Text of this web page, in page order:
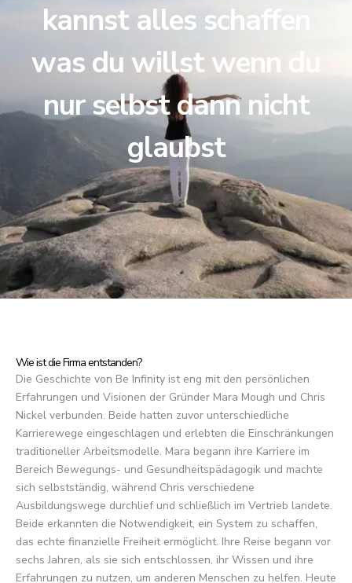
kannst alles schaffen
was du willst wenn du
nur selbst dann nicht
glaubst
Wie ist die Firma entstanden?
Die Geschichte von Be Infinity ist eng mit den persönlichen
Erfahrungen und Visionen der Gründer Mara Mough und Chris
Nickel verbunden. Beide hatten zuvor unterschiedliche
Karrierewege eingeschlagen und erlebten die Einschränkungen
traditioneller Arbeitsmodelle. Mara begann ihre Karriere im
Bereich Bewegungs- und Gesundheitspädagogik und machte
sich selbstständig, während Chris verschiedene
Ausbildungswege durchlief und schließlich im Vertrieb landete.
Beide erkannten die Notwendigkeit, ein System zu schaffen,
das echte finanzielle Freiheit ermöglicht. Ihre Reise begann vor
sechs Jahren, als sie sich entschlossen, ihr Wissen und ihre
Erfahrungen zu nutzen, um anderen Menschen zu helfen. Heute